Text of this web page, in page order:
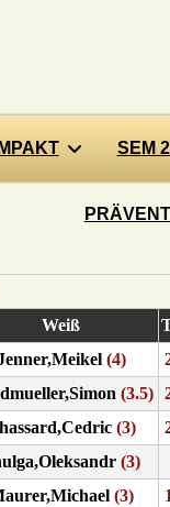
SEM
Weiß
(4)
(3.5)
(3)
(3)
(3)